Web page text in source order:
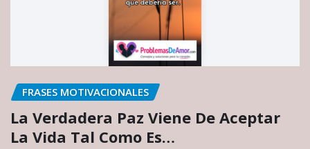
FRASES MOTIVACIONALES
La Verdadera Paz Viene De Aceptar
La Vida Tal Como Es…